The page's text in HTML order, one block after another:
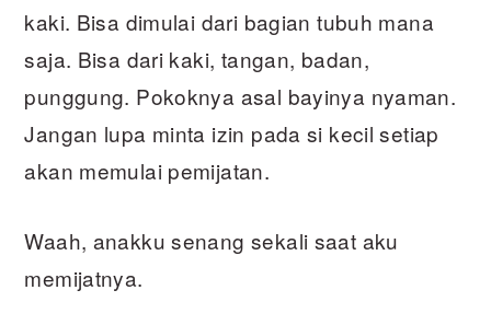
kaki. Bisa dimulai dari bagian tubuh mana
saja. Bisa dari kaki, tangan, badan,
punggung. Pokoknya asal bayinya nyaman.
Jangan lupa minta izin pada si kecil setiap
akan memulai pemijatan.
Waah, anakku senang sekali saat aku
memijatnya.